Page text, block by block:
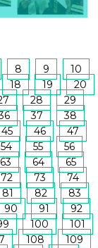
8 9
10
18 19
20
28
29
37
38
45 46
47
54 55
56
63 64
65
72 73
74
81 82
83
90 91
92
100
101
108
109